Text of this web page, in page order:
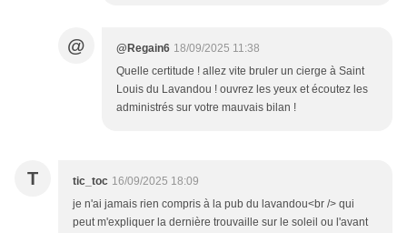
@ @Regain6 18/09/2025 11:38
Quelle certitude ! allez vite bruler un cierge à Saint
Louis du Lavandou ! ouvrez les yeux et écoutez les
administrés sur votre mauvais bilan !
T tic_toc 16/09/2025 18:09
je n'ai jamais rien compris à la pub du lavandou<br /> qui
peut m'expliquer la dernière trouvaille sur le soleil ou l'avant